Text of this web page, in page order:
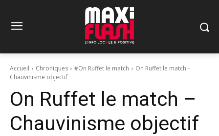
Accueil Chroniques #On Ruffet le match
On Ruffet le match -
Chauvinisme objectif
On Ruffet le match –
Chauvinisme objectif